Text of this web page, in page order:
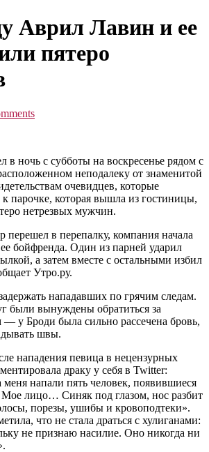
Аврил Лавин и ее
пятеро
в ночь с субботы на воскресенье рядом с
неподалеку от знаменитой
очевидцев, которые
парочке, которая вышла из гостиницы,
нетрезвых мужчин.
перешел в перепалку, компания начала
бойфренда. Один из парней ударил
а затем вместе с остальными избил
Утро.ру.
нападавших по грячим следам.
были вынуждены обратиться за
у Броди была сильно рассечена бровь,
швы.
нападения певица в нецензурных
драку у себя в Twitter:
напали пять человек, появившиеся
Мое лицо… Синяк под глазом, нос разбит
порезы, ушибы и кровоподтеки».
что не стала драться с хулиганами:
не признаю насилие. Оно никогда ни